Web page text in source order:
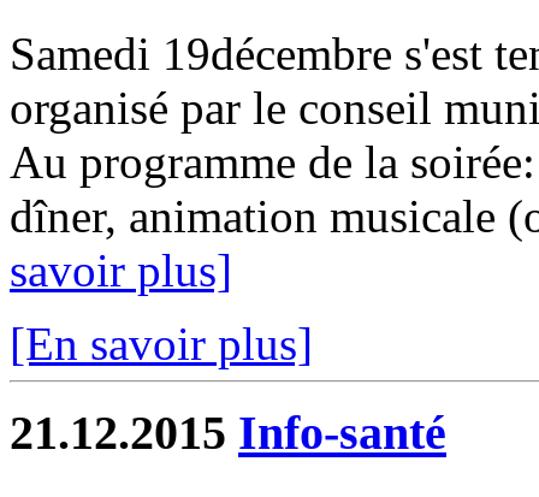
Samedi 19décembre s'est
organisé par le conseil
Au programme de la
dîner, animation musicale
savoir plus]
[En savoir plus]
21.12.2015 Info-santé